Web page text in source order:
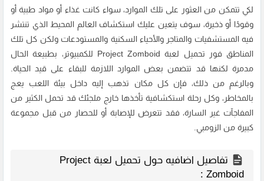
لكي تتمكن من العثور على تلك الموارد، سواء كانت غذاء أو مواد طبية أو
وقودًا أو ذخيرة، سوف يتعين عليك استكشاف العالم المحيط الذي تنتشر
فيه المستشفيات والمتاجر والأحياء السكنية والمستودعات ولكن كل تلك
المناطق فور تحميل لعبة Project Zomboid للكمبيوتر، بطبيعة الحال
مدمرة لكنها قد تتضمن بعض الموارد اللازمة للبقاء على قيد الحياة.
وبالرغم من ذلك، فإن كل مكان تذهب إليه داخل بيئة اللعب يعج
بالمخاطر، وكل رحلة استكشافية تأخذها خارج ملجئك قد تحمل الكثير من
المفاجآت غير السارة، فقد تتعرض للإصابة أو للحصار من قبل مجموعة
كبيرة من الزومبي.
تفاصيل اضافيه حول تحميل لعبة Project
Zomboid :